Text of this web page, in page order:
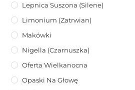
Lepnica Suszona (Silene)
Limonium (zatrwian)
Makówki
Nigella (Czarnuszka)
Oferta Wielkanocna
Opaski Na Głowę